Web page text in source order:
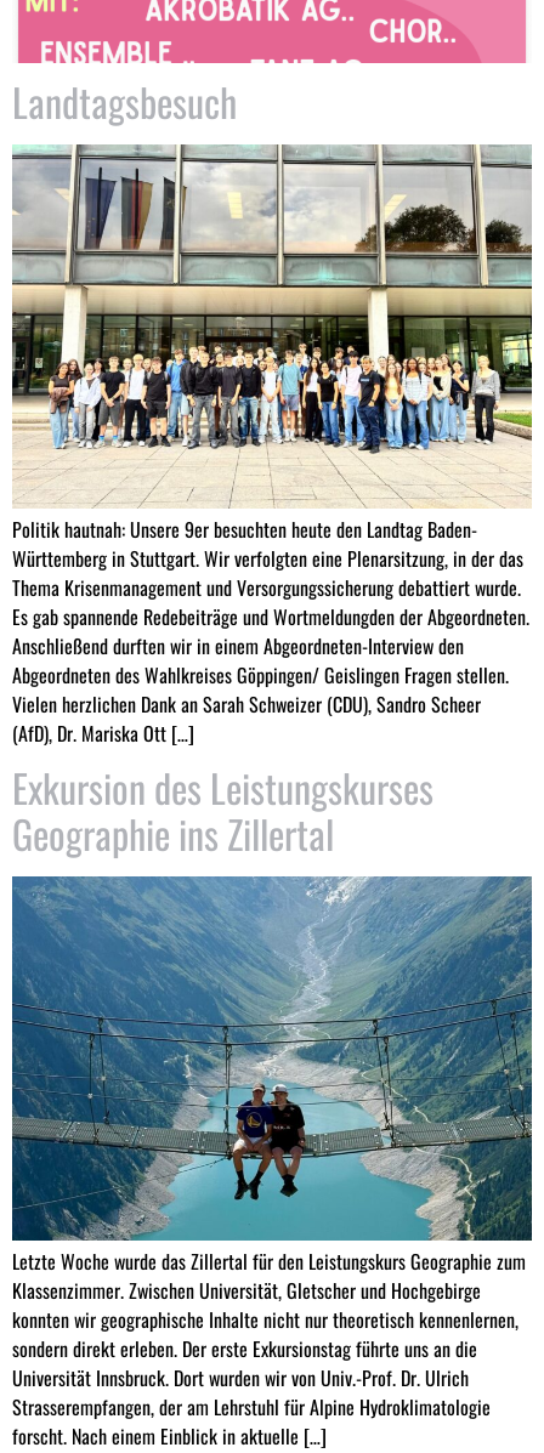
Landtagsbesuch
Politik hautnah: Unsere 9er besuchten heute den Landtag Baden-
Württemberg in Stuttgart. Wir verfolgten eine Plenarsitzung, in der das
Thema Krisenmanagement und Versorgungssicherung debattiert wurde.
Es gab spannende Redebeiträge und Wortmeldungden der Abgeordneten.
Anschließend durften wir in einem Abgeordneten-Interview den
Abgeordneten des Wahlkreises Göppingen/ Geislingen Fragen stellen.
Vielen herzlichen Dank an Sarah Schweizer (CDU), Sandro Scheer
(AfD), Dr. Mariska Ott […]
Exkursion des Leistungskurses
Geographie ins Zillertal
Letzte Woche wurde das Zillertal für den Leistungskurs Geographie zum
Klassenzimmer. Zwischen Universität, Gletscher und Hochgebirge
konnten wir geographische Inhalte nicht nur theoretisch kennenlernen,
sondern direkt erleben. Der erste Exkursionstag führte uns an die
Universität Innsbruck. Dort wurden wir von Univ.-Prof. Dr. Ulrich
Strasserempfangen, der am Lehrstuhl für Alpine Hydroklimatologie
forscht. Nach einem Einblick in aktuelle […]